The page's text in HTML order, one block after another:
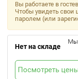
Вы работаете в
Чтобы увидеть
паролем (или
Нет на складе
Мы
Посмотреть